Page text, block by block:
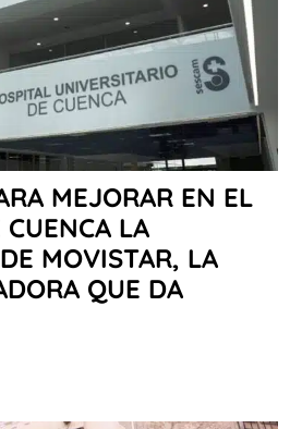
MEJORAR EN EL
LA
MOVISTAR, LA
QUE DA